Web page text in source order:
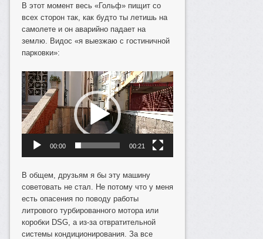
В этот момент весь «Гольф» пищит со
всех сторон так, как будто ты летишь на
самолете и он аварийно падает на
землю. Видос «я выезжаю с гостиничной
парковки»:
Видеоплеер
00:00 00:21
В общем, друзьям я бы эту машину
советовать не стал. Не потому что у меня
есть опасения по поводу работы
литрового турбированного мотора или
коробки DSG, а из-за отвратительной
системы кондиционирования. За все